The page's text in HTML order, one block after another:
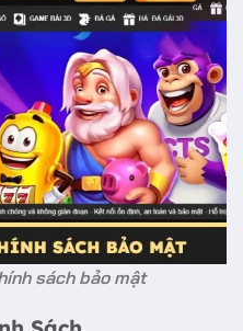
sách bảo mật